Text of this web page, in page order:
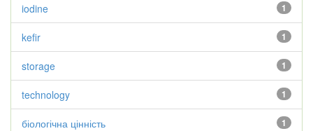
1
iodine
1
kefir
1
storage
1
technology
1
біологічна цінність